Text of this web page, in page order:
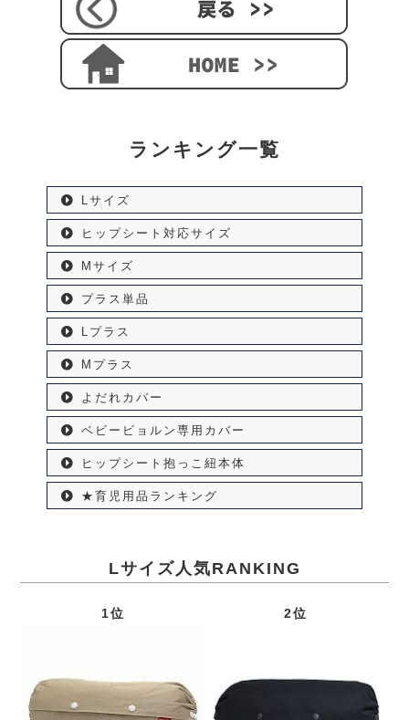
ランキング一覧
Lサイズ
ヒップシート対応サイズ
Mサイズ
プラス単品
Lプラス
Mプラス
よだれカバー
ベビービョルン専用カバー
ヒップシート抱っこ紐本体
★育児用品ランキング
Lサイズ人気RANKING
1位 2位